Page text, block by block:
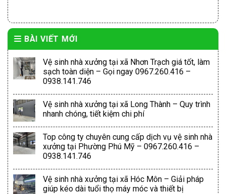
BÀI VIẾT MỚI
Vệ sinh nhà xưởng tại xã Nhơn Trạch giá tốt, làm
sạch toàn diện – Gọi ngay 0967.260.416 –
0938.141.746
Vệ sinh nhà xưởng tại xã Long Thành – Quy trình
nhanh chóng, tiết kiệm chi phí
Top công ty chuyên cung cấp dịch vụ vệ sinh nhà
xưởng tại Phường Phú Mỹ – 0967.260.416 –
0938.141.746
Vệ sinh nhà xưởng tại xã Hóc Môn – Giải pháp
giúp kéo dài tuổi thọ máy móc và thiết bị